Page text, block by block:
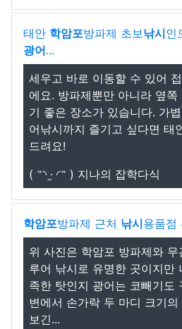
태안 학암포방파제 초보낚시인
광어...
세우고 바로 이동할 수 있어
에요. 방파제뿐만 아니라 옆
기 좋은 장소가 있습니다. 가
어낚시까지 즐기고 싶다면 태
드려요!
( ˶◝ ·̫ ◜˶ ) 지나의 잡학다식
학암포방파제 근처 낚시용품점
위 사진은 학암포 방파제와
루어 낚시로 유명한 곳이지만
족한 탓인지 광어는 코빼기도
변에서 손가락 두 마디 크기
보긴...